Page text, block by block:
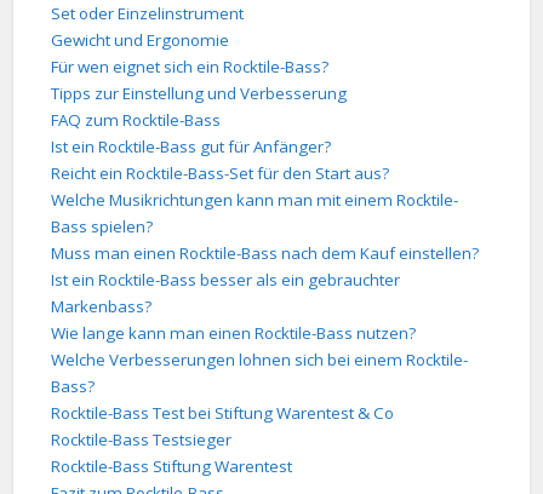
Set oder Einzelinstrument
Gewicht und Ergonomie
Für wen eignet sich ein Rocktile-Bass?
Tipps zur Einstellung und Verbesserung
FAQ zum Rocktile-Bass
Ist ein Rocktile-Bass gut für Anfänger?
Reicht ein Rocktile-Bass-Set für den Start aus?
Welche Musikrichtungen kann man mit einem Rocktile-
Bass spielen?
Muss man einen Rocktile-Bass nach dem Kauf einstellen?
Ist ein Rocktile-Bass besser als ein gebrauchter
Markenbass?
Wie lange kann man einen Rocktile-Bass nutzen?
Welche Verbesserungen lohnen sich bei einem Rocktile-
Bass?
Rocktile-Bass Test bei Stiftung Warentest & Co
Rocktile-Bass Testsieger
Rocktile-Bass Stiftung Warentest